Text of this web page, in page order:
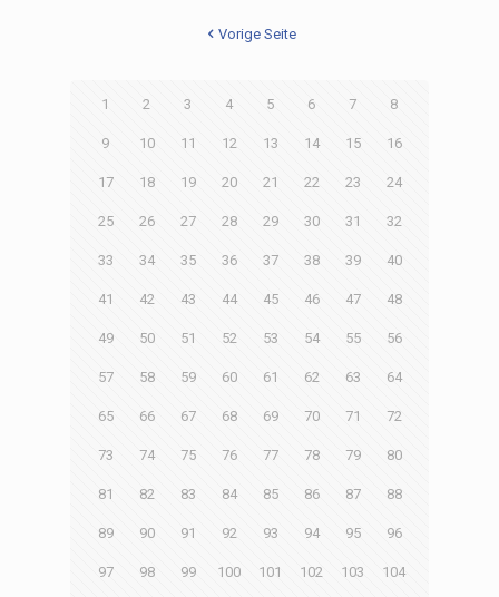
Vorige Seite
1 2 3 4 5 6 7 8
9 10 11 12 13 14 15 16
17 18 19 20 21 22 23 24
25 26 27 28 29 30 31 32
33 34 35 36 37 38 39 40
41 42 43 44 45 46 47 48
49 50 51 52 53 54 55 56
57 58 59 60 61 62 63 64
65 66 67 68 69 70 71 72
73 74 75 76 77 78 79 80
81 82 83 84 85 86 87 88
89 90 91 92 93 94 95 96
97 98 99 100 101 102 103 104